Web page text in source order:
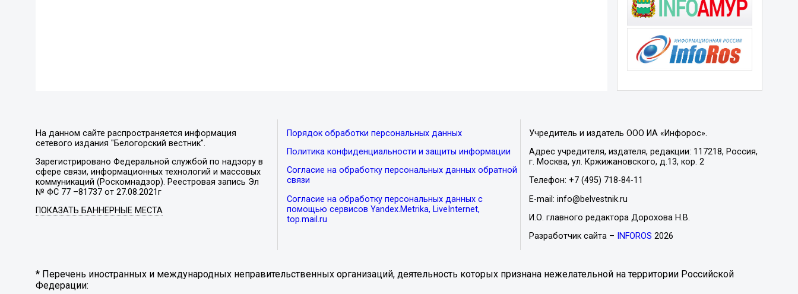
На данном сайте распространяется информация
сетевого издания "Белогорский вестник".
Зарегистрировано Федеральной службой по надзору в
сфере связи, информационных технологий и массовых
коммуникаций (Роскомнадзор). Реестровая запись Эл
№ ФС 77 –81737 от 27.08.2021г
ПОКАЗАТЬ БАННЕРНЫЕ МЕСТА
Порядок обработки персональных данных
Политика конфиденциальности и защиты информации
Согласие на обработку персональных данных обратной
связи
Согласие на обработку персональных данных с
помощью сервисов Yandex.Metrika, LiveInternet,
top.mail.ru
Учредитель и издатель ООО ИА «Инфорос».
Адрес учредителя, издателя, редакции: 117218, Россия,
г. Москва, ул. Кржижановского, д.13, кор. 2
Телефон: +7 (495) 718-84-11
E-mail: info@belvestnik.ru
И.О. главного редактора Дорохова Н.В.
Разработчик сайта – INFOROS 2026
* Перечень иностранных и международных неправительственных организаций, деятельность которых признана нежелательной на территории Российской
Федерации: